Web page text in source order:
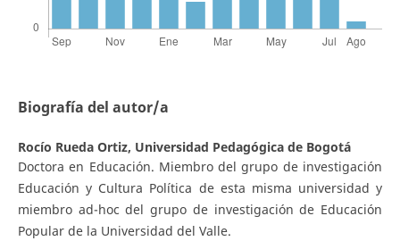
Biografía del autor/a
Rocío Rueda Ortiz, Universidad Pedagógica de Bogotá
Doctora en Educación. Miembro del grupo de investigación
Educación y Cultura Política de esta misma universidad y
miembro ad-hoc del grupo de investigación de Educación
Popular de la Universidad del Valle.